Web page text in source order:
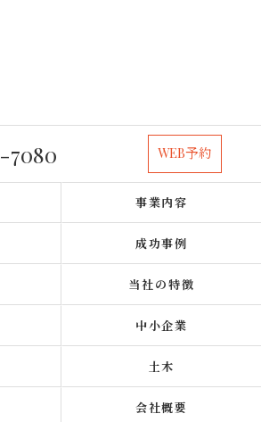
7080 WEB予約
事業内容
成功事例
当社の特徴
中小企業
土木
会社概要